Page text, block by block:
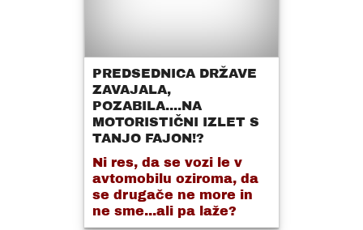
PREDSEDNICA DRŽAVE
ZAVAJALA,
POZABILA....NA
MOTORISTIČNI IZLET S
TANJO FAJON!?
Ni res, da se vozi le v
avtomobilu oziroma, da
se drugače ne more in
ne sme...ali pa laže?